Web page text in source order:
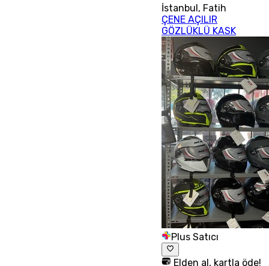
İstanbul , Fatih
ÇENE AÇILIR
GÖZLÜKLÜ KASK
Plus Satıcı
Elden al, kartla öde!